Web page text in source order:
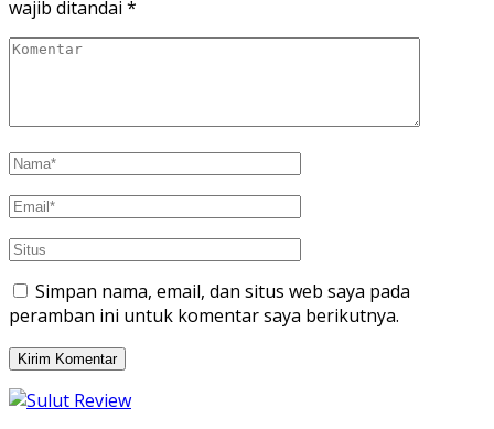
wajib ditandai *
Simpan nama, email, dan situs web saya pada
peramban ini untuk komentar saya berikutnya.